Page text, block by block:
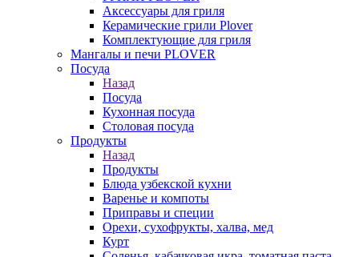
Аксессуары для гриля
Керамические грили Plover
Комплектующие для гриля
Мангалы и печи PLOVER
Посуда
Назад
Посуда
Кухонная посуда
Столовая посуда
Продукты
Назад
Продукты
Блюда узбекской кухни
Варенье и компоты
Приправы и специи
Орехи, сухофрукты, халва, мед
Курт